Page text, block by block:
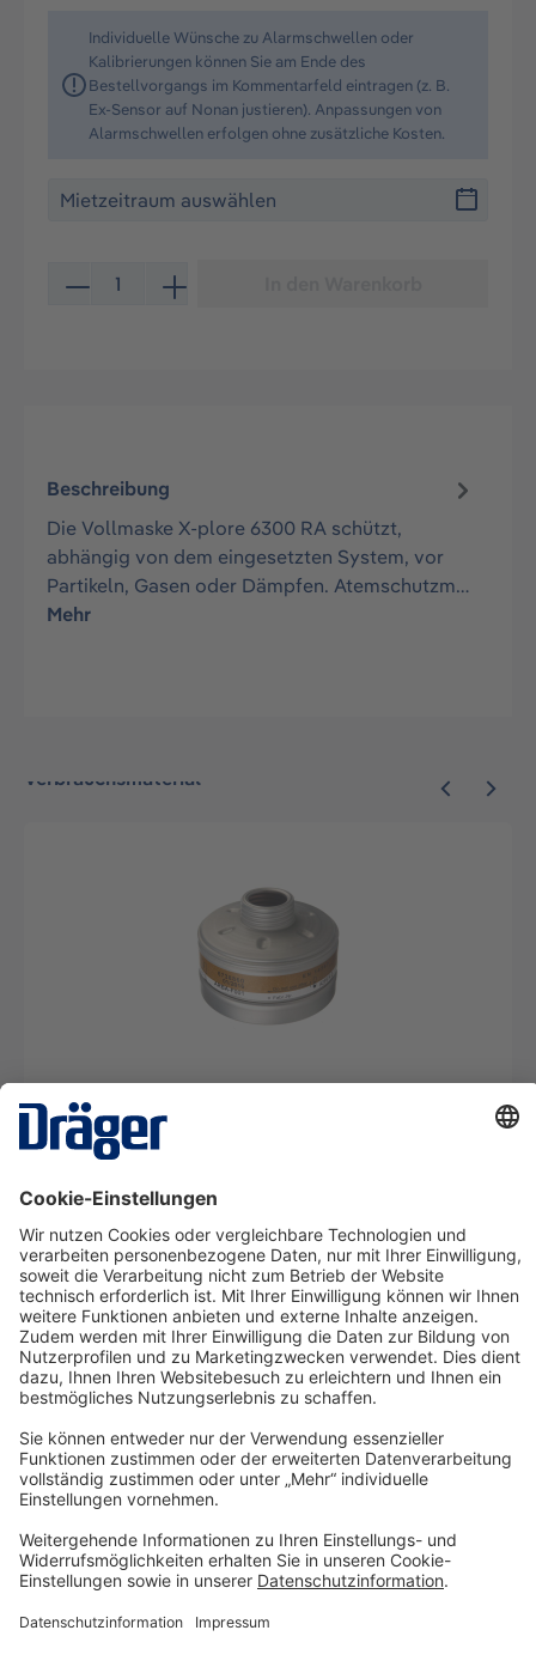
Individuelle Wünsche zu Alarmschwellen oder
Kalibrierungen können Sie am Ende des
Bestellvorgangs im Kommentarfeld eintragen (z. B.
Ex-Sensor auf Nonan justieren). Anpassungen von
Alarmschwellen erfolgen ohne zusätzliche Kosten.
Produkt Anzahl: Gib den gewünschten Wert ein oder
Beschreibung
Die Vollmaske X-plore 6300 RA schützt,
abhängig von dem eingesetzten System, vor
Partikeln, Gasen oder Dämpfen. Atemschutzm…
Mehr
Verbrauchsmaterial
Kombinationsfilter A2 P3 R D für Rd40 Gewinde
SRM06505
€ 35,80*
In den Warenkorb
Service-Hotline
Shop Service
Informationen